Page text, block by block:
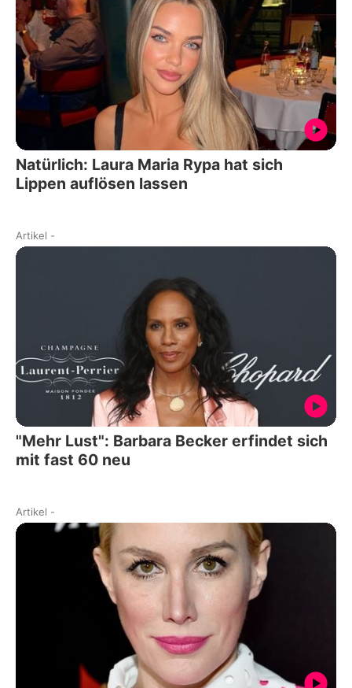
Natürlich: Laura Maria Rypa hat sich
Lippen auflösen lassen
Artikel -
"Mehr Lust": Barbara Becker erfindet sich
mit fast 60 neu
Artikel -